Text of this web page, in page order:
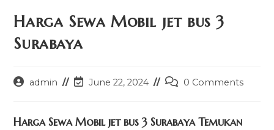
Harga Sewa Mobil jet bus 3
Surabaya
Postadmin
PostJune 22, 2024
Post0 Comments
Harga Sewa Mobil jet bus 3 Surabaya Temukan